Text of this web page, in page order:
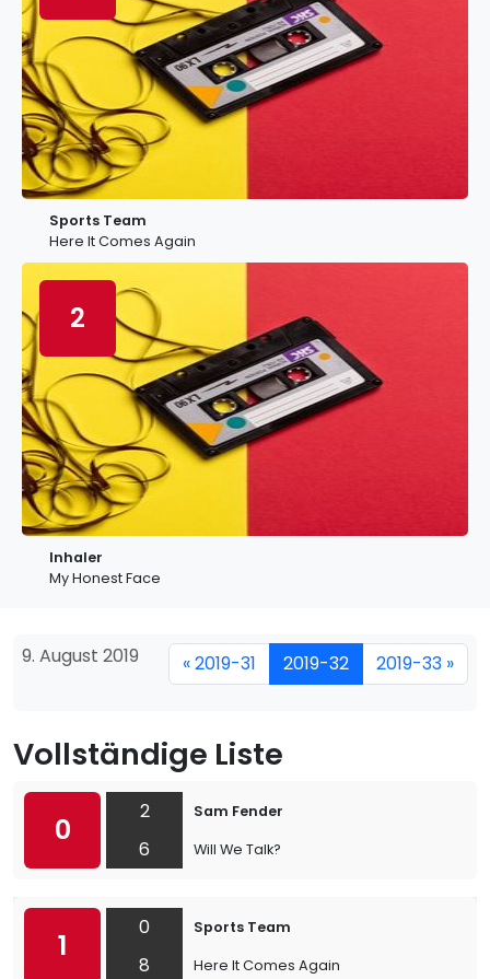
Sports Team
Here It Comes Again
2
Inhaler
My Honest Face
9. August 2019 « 2019-31 2019-32 2019-33 »
Vollständige Liste
0
2
6
Sam Fender
Will We Talk?
1
0
8
Sports Team
Here It Comes Again